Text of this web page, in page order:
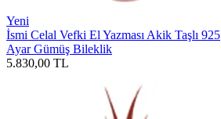
Yeni
İsmi Celal Vefki El Yazması Akik Taşlı 925
Ayar Gümüş Bileklik
5.830,00 TL